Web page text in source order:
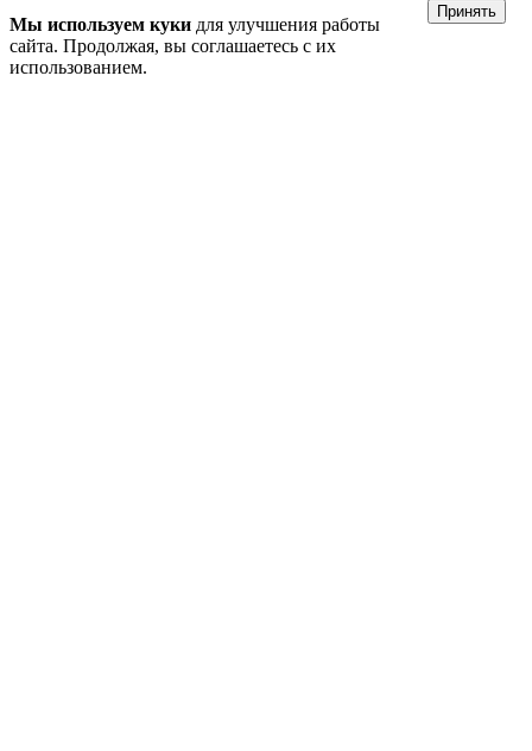
Мы используем куки для улучшения работы
сайта. Продолжая, вы соглашаетесь с их
использованием.
Принять